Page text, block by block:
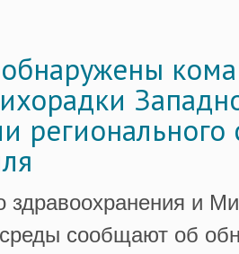
регионального
здравоохранения и
сообщают об